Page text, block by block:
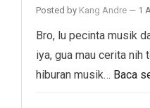
Posted by Kang Andre — 1
Bro, lu pecinta musik
iya, gua mau cerita nih
hiburan musik… Baca